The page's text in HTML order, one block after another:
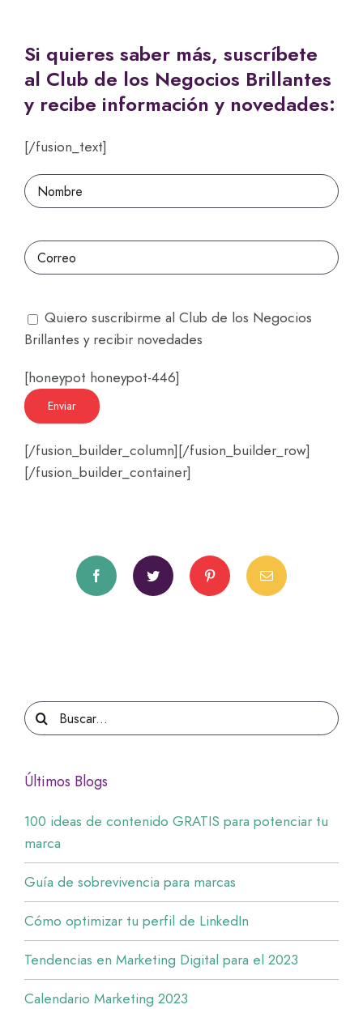
Si quieres saber más, suscríbete
al Club de los Negocios Brillantes
y recibe información y novedades:
[/fusion_text]
Quiero suscribirme al Club de los Negocios
Brillantes y recibir novedades
[honeypot honeypot-446]
[/fusion_builder_column][/fusion_builder_row]
[/fusion_builder_container]
Facebook Twitter Pinterest Correo
Buscar:
Últimos Blogs
100 ideas de contenido GRATIS para potenciar tu
marca
Guía de sobrevivencia para marcas
Cómo optimizar tu perfil de LinkedIn
Tendencias en Marketing Digital para el 2023
Calendario Marketing 2023